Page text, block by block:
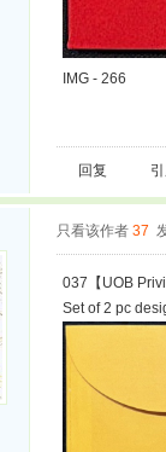
IMG - 266
回复
只看该作者 37
037【UOB
Set of 2 pc